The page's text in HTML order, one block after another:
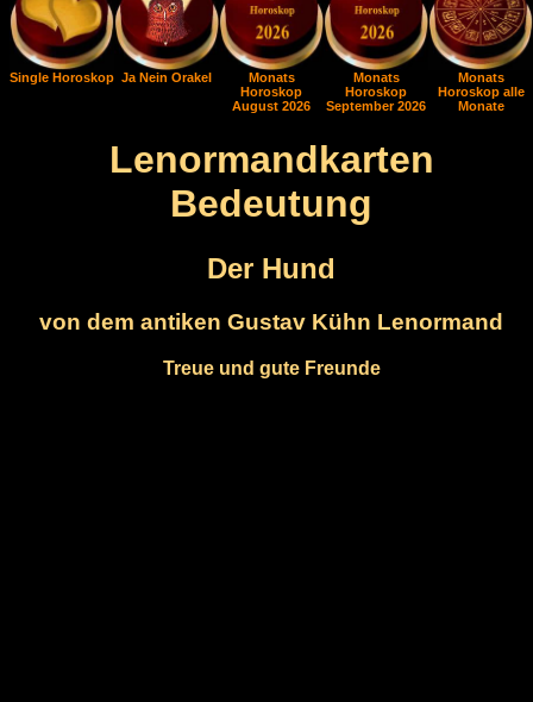
Single Horoskop Ja Nein Orakel
Monats
Horoskop
August 2026
Monats
Horoskop
September 2026
Monats
Horoskop alle
Monate
Lenormandkarten
Bedeutung
Der Hund
von dem antiken Gustav Kühn Lenormand
Treue und gute Freunde